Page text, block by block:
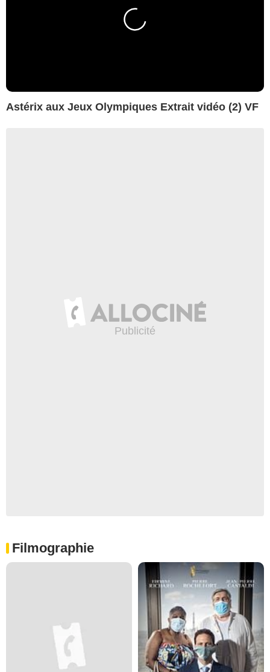
Astérix aux Jeux Olympiques Extrait vidéo (2) VF
Filmographie